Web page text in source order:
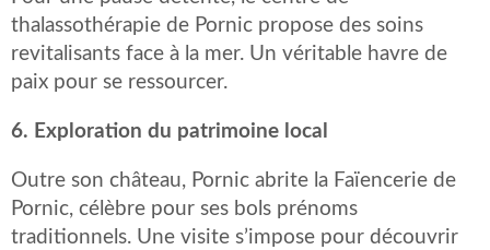
thalassothérapie de Pornic propose des soins
revitalisants face à la mer. Un véritable havre de
paix pour se ressourcer. ​
6. Exploration du patrimoine local
Outre son château, Pornic abrite la Faïencerie de
Pornic, célèbre pour ses bols prénoms
traditionnels. Une visite s’impose pour découvrir